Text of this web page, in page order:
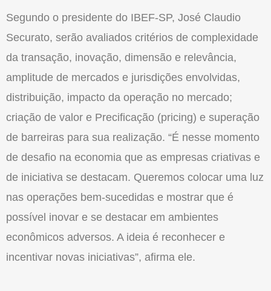
Segundo o presidente do IBEF-SP, José Claudio
Securato, serão avaliados critérios de complexidade
da transação, inovação, dimensão e relevância,
amplitude de mercados e jurisdições envolvidas,
distribuição, impacto da operação no mercado;
criação de valor e Precificação (pricing) e superação
de barreiras para sua realização. “É nesse momento
de desafio na economia que as empresas criativas e
de iniciativa se destacam. Queremos colocar uma luz
nas operações bem-sucedidas e mostrar que é
possível inovar e se destacar em ambientes
econômicos adversos. A ideia é reconhecer e
incentivar novas iniciativas”, afirma ele.